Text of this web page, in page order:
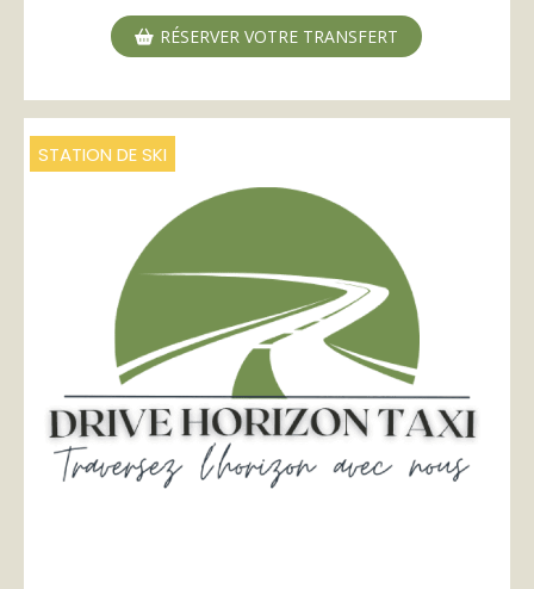
RÉSERVER VOTRE TRANSFERT
STATION DE SKI